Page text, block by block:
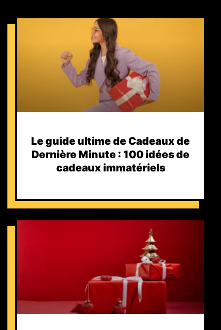
Le guide ultime de Cadeaux de
Dernière Minute : 100 idées de
cadeaux immatériels